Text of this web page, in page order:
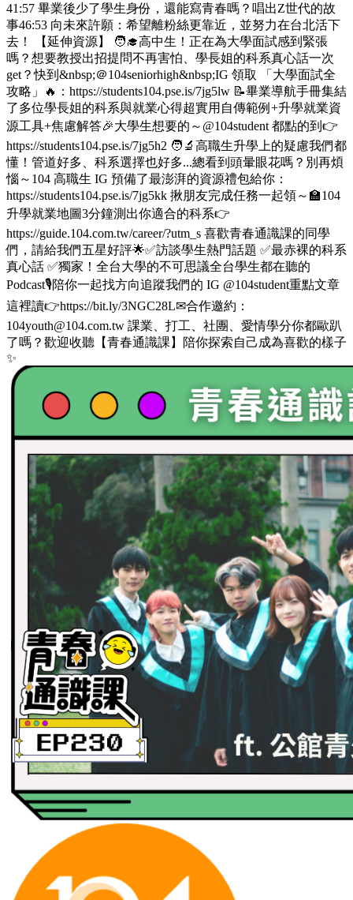
41:57 畢業後少了學生身份，還能寫青春嗎？唱出Z世代的故
事46:53 向未來許願：希望離粉絲更靠近，並努力在台北活下
去！ 【延伸資源】 🧑‍🎓高中生！正在為大學面試感到緊張
嗎？想要教授出招提問不再害怕、學長姐的科系真心話一次
get？快到&nbsp;＠104seniorhigh&nbsp;IG 領取 「大學面試全
攻略」🔥：https://students104.pse.is/7jg5lw 📝畢業導航手冊集結
了多位學長姐的科系與就業心得超實用自傳範例+升學就業資
源工具+焦慮解答🎉大學生想要的～@104student 都點的到👉
https://students104.pse.is/7jg5h2 🧑‍🔬高職生升學上的疑慮我們都
懂！管道好多、科系選擇也好多...總看到頭暈眼花嗎？別再煩
惱～104 高職生 IG 預備了最澎湃的資源禮包給你：
https://students104.pse.is/7jg5kk 揪朋友完成任務一起領～🏫104
升學就業地圖3分鐘測出你適合的科系👉
https://guide.104.com.tw/career/?utm_s 喜歡青春通識課的同學
們，請給我們五星好評🌟✅訪談學生熱門話題 ✅最赤裸的科系
真心話 ✅獨家！全台大學的不可思議全台學生都在聽的
Podcast🎙️陪你一起找方向追蹤我們的 IG @104student重點文章
這裡讀👉https://bit.ly/3NGC28L✉合作邀約：
104youth@104.com.tw 課業、打工、社團、愛情學分你都歐趴
了嗎？歡迎收聽【青春通識課】陪你探索自己成為喜歡的樣子
✨